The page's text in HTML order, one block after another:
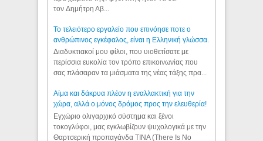
τον Δημήτρη Αβ...
Το τελειότερο εργαλείο που επινόησε ποτε ο
ανθρώπινος εγκέφαλος, είναι η Ελληνική γλώσσα.
Διαδυκτιακοί μου φίλοι, που υιοθετίσατε με
περίσσια ευκολία τον τρόπο επικοινωνίας που
σας πλάσαραν τα μιάσματα της νέας τάξης πρα...
Αίμα και δάκρυα πλέον η εναλλακτική για την
χώρα, αλλά ο μόνος δρόμος προς την ελευθερία!
Εγχώριο ολιγαρχικό σύστημα και ξένοι
τοκογλύφοι, μας εγκλωβίζουν ψυχολογικά με την
Θαρτσερική προπαγάνδα TINA (There Is No